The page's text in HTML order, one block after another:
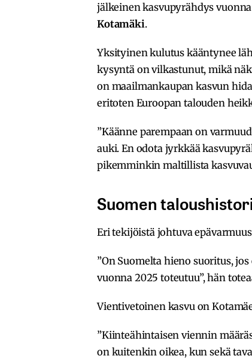
jälkeinen kasvupyrähdys
Kotamäki.
Yksityinen kulutus kääntynee
kysyntä on vilkastunut, mikä
on maailmankaupan kasvun
eritoten Euroopan talouden
”Käänne parempaan on
auki. En odota jyrkkää
pikemminkin maltillista
Suomen
Eri tekijöistä johtuva
”On Suomelta hieno suoritus,
vuonna 2025 toteutuu”, hän
Vientivetoinen kasvu on
”Kiinteähintaisen viennin
on kuitenkin oikea, kun sekä